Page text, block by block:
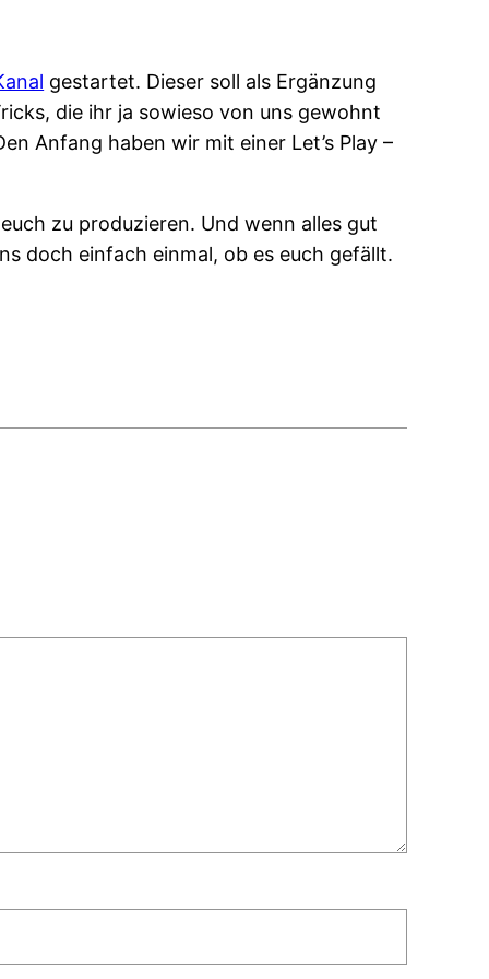
gestartet. Dieser soll als Ergänzung
die ihr ja sowieso von uns gewohnt
Anfang haben wir mit einer Let’s Play –
zu produzieren. Und wenn alles gut
doch einfach einmal, ob es euch gefällt.